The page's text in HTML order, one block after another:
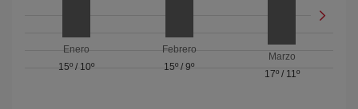
Enero
15º/ 10º
Febrero
15º / 9º
Marzo
17º/ 11º